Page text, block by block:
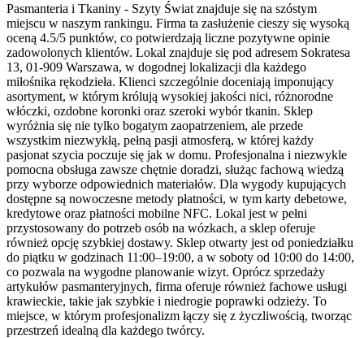
Pasmanteria i Tkaniny - Szyty Świat znajduje się na szóstym
miejscu w naszym rankingu. Firma ta zasłużenie cieszy się wysoką
oceną 4.5/5 punktów, co potwierdzają liczne pozytywne opinie
zadowolonych klientów. Lokal znajduje się pod adresem Sokratesa
13, 01-909 Warszawa, w dogodnej lokalizacji dla każdego
miłośnika rękodzieła. Klienci szczególnie doceniają imponujący
asortyment, w którym królują wysokiej jakości nici, różnorodne
włóczki, ozdobne koronki oraz szeroki wybór tkanin. Sklep
wyróżnia się nie tylko bogatym zaopatrzeniem, ale przede
wszystkim niezwykłą, pełną pasji atmosferą, w której każdy
pasjonat szycia poczuje się jak w domu. Profesjonalna i niezwykle
pomocna obsługa zawsze chętnie doradzi, służąc fachową wiedzą
przy wyborze odpowiednich materiałów. Dla wygody kupujących
dostępne są nowoczesne metody płatności, w tym karty debetowe,
kredytowe oraz płatności mobilne NFC. Lokal jest w pełni
przystosowany do potrzeb osób na wózkach, a sklep oferuje
również opcję szybkiej dostawy. Sklep otwarty jest od poniedziałku
do piątku w godzinach 11:00–19:00, a w soboty od 10:00 do 14:00,
co pozwala na wygodne planowanie wizyt. Oprócz sprzedaży
artykułów pasmanteryjnych, firma oferuje również fachowe usługi
krawieckie, takie jak szybkie i niedrogie poprawki odzieży. To
miejsce, w którym profesjonalizm łączy się z życzliwością, tworząc
przestrzeń idealną dla każdego twórcy.